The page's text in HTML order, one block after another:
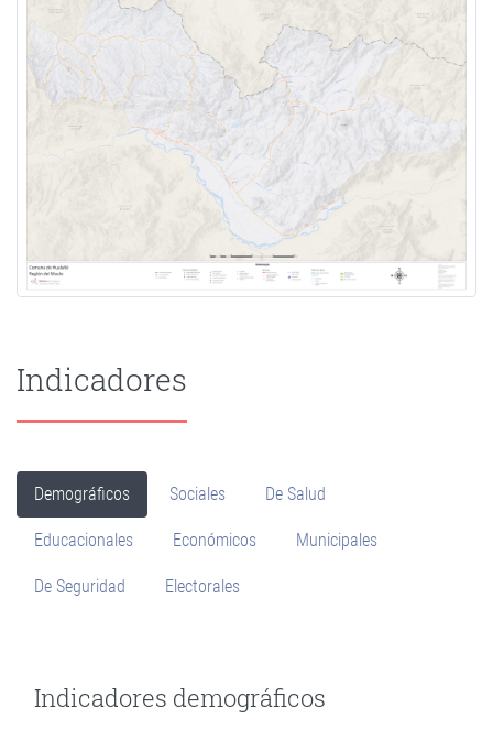
Indicadores
Demográficos Sociales De Salud
Educacionales Económicos Municipales
De Seguridad Electorales
Indicadores demográficos